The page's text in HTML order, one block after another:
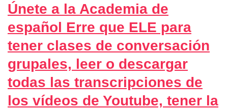
Únete a la Academia de
español Erre que ELE para
tener clases de conversación
grupales, leer o descargar
todas las transcripciones de
los vídeos de Youtube, tener la